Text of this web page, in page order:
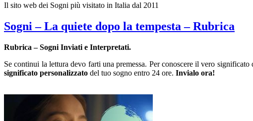
Il sito web dei Sogni più visitato in Italia dal 2011
Sogni – La quiete dopo la tempesta – Rubrica
Rubrica – Sogni Inviati e Interpretati.
Se continui la lettura devo farti una premessa. Per conoscere il vero
significato personalizzato del tuo sogno entro 24 ore. Invialo ora!